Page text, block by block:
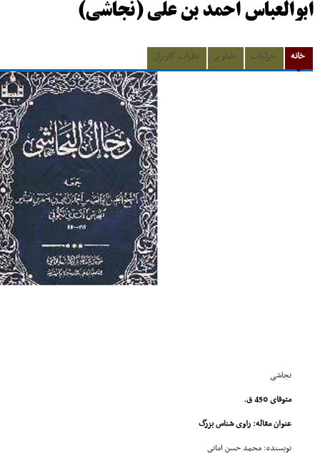
ابوالعباس احمد بن علی (نجاشی)
خانه جزئیات تصاویر نظرات کاربران
نجاشی
متوفاى 450 ق.
عنوان مقاله: راوى شناس بزرگ
نویسنده: محمد حسن امانى